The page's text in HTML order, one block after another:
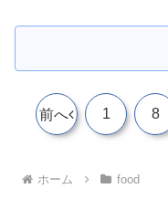
前へ 1 8
ホーム food